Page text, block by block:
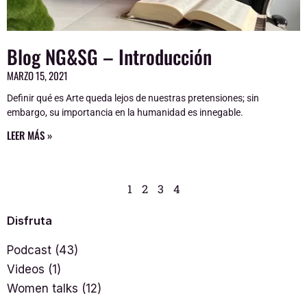
Blog NG&SG – Introducción
MARZO 15, 2021
Definir qué es Arte queda lejos de nuestras pretensiones; sin
embargo, su importancia en la humanidad es innegable.
LEER MÁS »
1 2 3 4
Disfruta
Podcast (43)
Videos (1)
Women talks (12)